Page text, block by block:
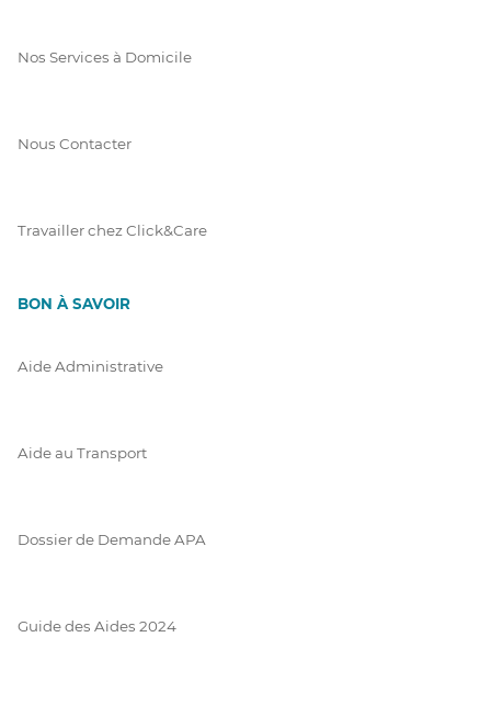
Nos Services à Domicile
Nous Contacter
Travailler chez Click&Care
BON À SAVOIR
Aide Administrative
Aide au Transport
Dossier de Demande APA
Guide des Aides 2024